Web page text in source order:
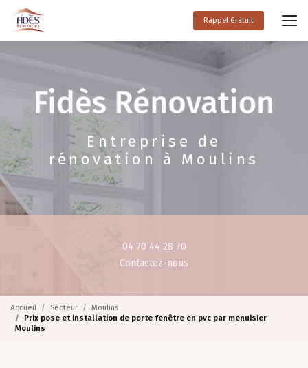
Aller
contenu
Rappel Gratuit
Entreprise de
rénovation à Moulins
04 70 44 28 70
Contactez-nous
Accueil Secteur
Moulins
Prix pose et installation de porte fenêtre en pvc par menuisier
Moulins